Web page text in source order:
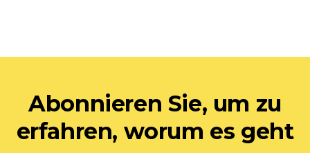
Abonnieren Sie, um zu
erfahren, worum es geht